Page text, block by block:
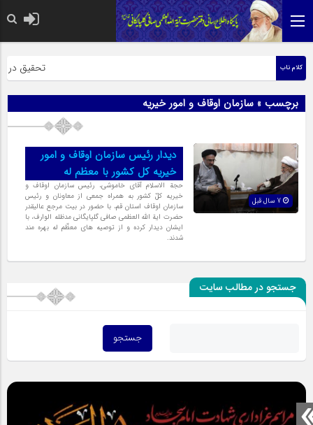
کلام ناب تحقیق در
برچسب » سازمان اوقاف و امور خیریه
دیدار رئیس سازمان اوقاف و امور
خیریه کل کشور با معظم له
حجة الاسلام آقای خاموشی، رئیس سازمان اوقاف و
خیریه کلّ کشور به همراه جمعی از معاونان و رئیس
سازمان اوقاف استان قم، با حضور در بیت مرجع عالیقدر
حضرت ایة الله العظمی صافی گلپایگانی مدظله الوارف، با
ایشان دیدار کرده و از توصیه های معظّم له بهره مند
شدند.
جستجو در مطالب سایت